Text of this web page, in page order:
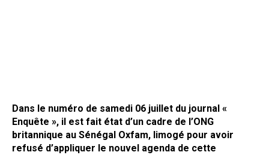
Dans le numéro de samedi 06 juillet du journal «
Enquête », il est fait état d’un cadre de l’ONG
britannique au Sénégal Oxfam, limogé pour avoir
refusé d’appliquer le nouvel agenda de cette